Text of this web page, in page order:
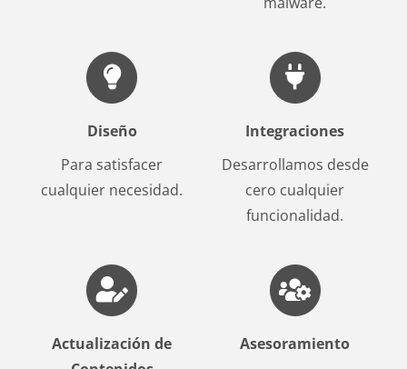
Diseño
Para satisfacer
cualquier necesidad.
Integraciones
Desarrollamos desde
cero cualquier
funcionalidad.
Actualización de
Asesoramiento